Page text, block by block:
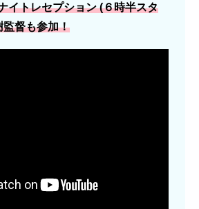
イトレセプション (６時半スタ
監督も参加！